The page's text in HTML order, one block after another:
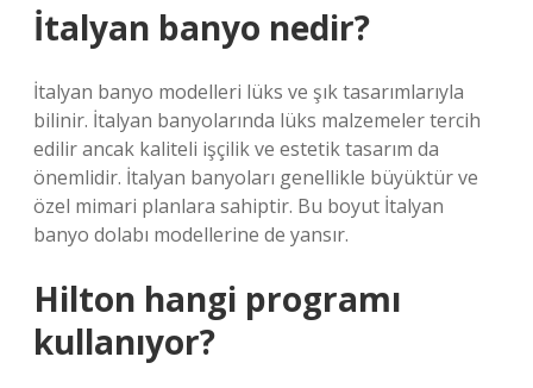
İtalyan banyo nedir?
İtalyan banyo modelleri lüks ve şık tasarımlarıyla
bilinir. İtalyan banyolarında lüks malzemeler tercih
edilir ancak kaliteli işçilik ve estetik tasarım da
önemlidir. İtalyan banyoları genellikle büyüktür ve
özel mimari planlara sahiptir. Bu boyut İtalyan
banyo dolabı modellerine de yansır.
Hilton hangi programı
kullanıyor?